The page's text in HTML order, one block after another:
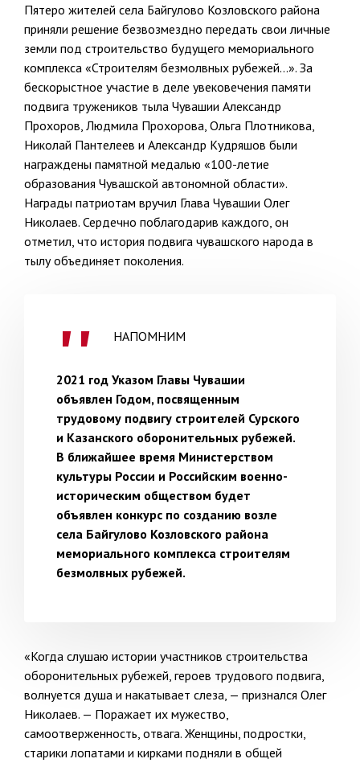
Пятеро жителей села Байгулово Козловского района
приняли решение безвозмездно передать свои личные
земли под строительство будущего мемориального
комплекса «Строителям безмолвных рубежей…». За
бескорыстное участие в деле увековечения памяти
подвига тружеников тыла Чувашии Александр
Прохоров, Людмила Прохорова, Ольга Плотникова,
Николай Пантелеев и Александр Кудряшов были
награждены памятной медалью «100-летие
образования Чувашской автономной области».
Награды патриотам вручил Глава Чувашии Олег
Николаев. Сердечно поблагодарив каждого, он
отметил, что история подвига чувашского народа в
тылу объединяет поколения.
НАПОМНИМ
2021 год Указом Главы Чувашии
объявлен Годом, посвященным
трудовому подвигу строителей Сурского
и Казанского оборонительных рубежей.
В ближайшее время Министерством
культуры России и Российским военно-
историческим обществом будет
объявлен конкурс по созданию возле
села Байгулово Козловского района
мемориального комплекса строителям
безмолвных рубежей.
«Когда слушаю истории участников строительства
оборонительных рубежей, героев трудового подвига,
волнуется душа и накатывает слеза, — признался Олег
Николаев. — Поражает их мужество,
самоотверженность, отвага. Женщины, подростки,
старики лопатами и кирками подняли в общей